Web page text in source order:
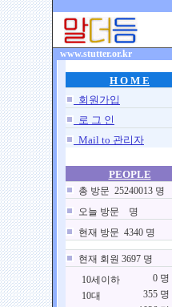
www.stutter.or.kr
H O M E
회원가입
로 그 인
Mail to 관리자
PEOPLE
총 방문 25240013 명
오늘 방문 명
현재 방문 4340 명
현재 회원 3697 명
10세이하
0 명
10대
355 명